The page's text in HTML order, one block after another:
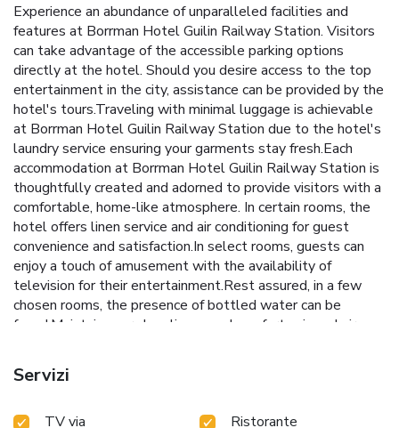
Experience an abundance of unparalleled facilities and
features at Borrman Hotel Guilin Railway Station. Visitors
can take advantage of the accessible parking options
directly at the hotel. Should you desire access to the top
entertainment in the city, assistance can be provided by the
hotel's tours.Traveling with minimal luggage is achievable
at Borrman Hotel Guilin Railway Station due to the hotel's
laundry service ensuring your garments stay fresh.Each
accommodation at Borrman Hotel Guilin Railway Station is
thoughtfully created and adorned to provide visitors with a
comfortable, home-like atmosphere. In certain rooms, the
hotel offers linen service and air conditioning for guest
convenience and satisfaction.In select rooms, guests can
enjoy a touch of amusement with the availability of
television for their entertainment.Rest assured, in a few
chosen rooms, the presence of bottled water can be
found.Maintain your cleanliness and comfort using a hair
Should you prefer not to venture out for a meal, the
enticing culinary choices at hotel are always available for
Servizi
TV via
Ristorante